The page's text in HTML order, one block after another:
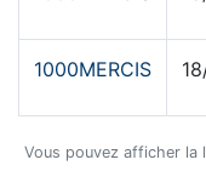
1000MERCIS
Vous pouvez afficher la